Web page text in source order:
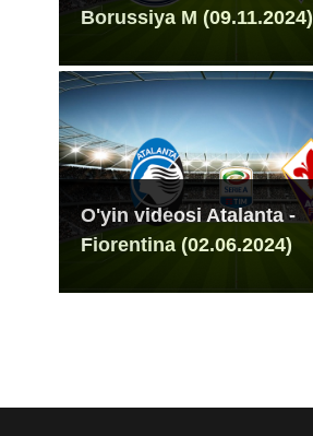
Borussiya M (09.11.2024)
O'yin videosi Atalanta -
Fiorentina (02.06.2024)